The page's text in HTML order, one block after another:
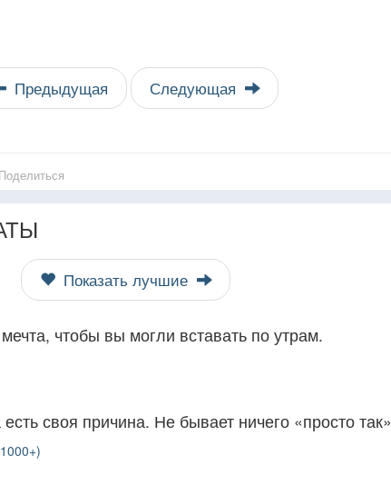
Предыдущая Следующая
Поделиться
Показать лучшие
чтобы вы могли вставать по утрам.
своя причина. Не бывает ничего «просто так»